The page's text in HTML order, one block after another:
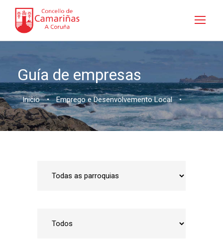
Guía de empresas
Inicio • Emprego e Desenvolvemento Local •